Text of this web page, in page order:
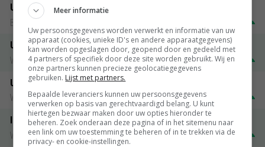
Uitbetaalprijs DCA BestPigletPrice
Biggen weekprijzen
Uitbetaalprijs Compaxo
Vleesvarkens
€ 1,32 € 0,10
Uitbetaalprijs Van Rooi Meat
Vleesvarkens
€ 1,25
ISN prijs Frankrijk
Vleesvarkens
€ 1,78 € 0,06
Meer informatie
Uw persoonsgegevens worden verwerkt en informatie van uw
apparaat (cookies, unieke ID's en andere apparaatgegevens)
kan worden opgeslagen door, geopend door en gedeeld met
4 partners of specifiek door deze site worden gebruikt. Wij en
onze partners kunnen precieze geolocatiegegevens
gebruiken. Lijst met partners.
Bepaalde leveranciers kunnen uw persoonsgegevens
verwerken op basis van gerechtvaardigd belang. U kunt
hiertegen bezwaar maken door uw opties hieronder te
beheren. Zoek onderaan deze pagina of in het sitemenu naar
een link om uw toestemming te beheren of in te trekken via de
privacy- en cookie-instellingen.